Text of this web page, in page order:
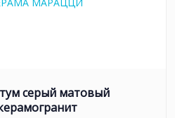
серый матовый